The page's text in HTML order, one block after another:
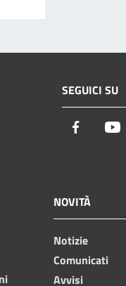
SEGUICI SU
Facebook
NOVITÀ
Notizie
Comunicati
Avvisi